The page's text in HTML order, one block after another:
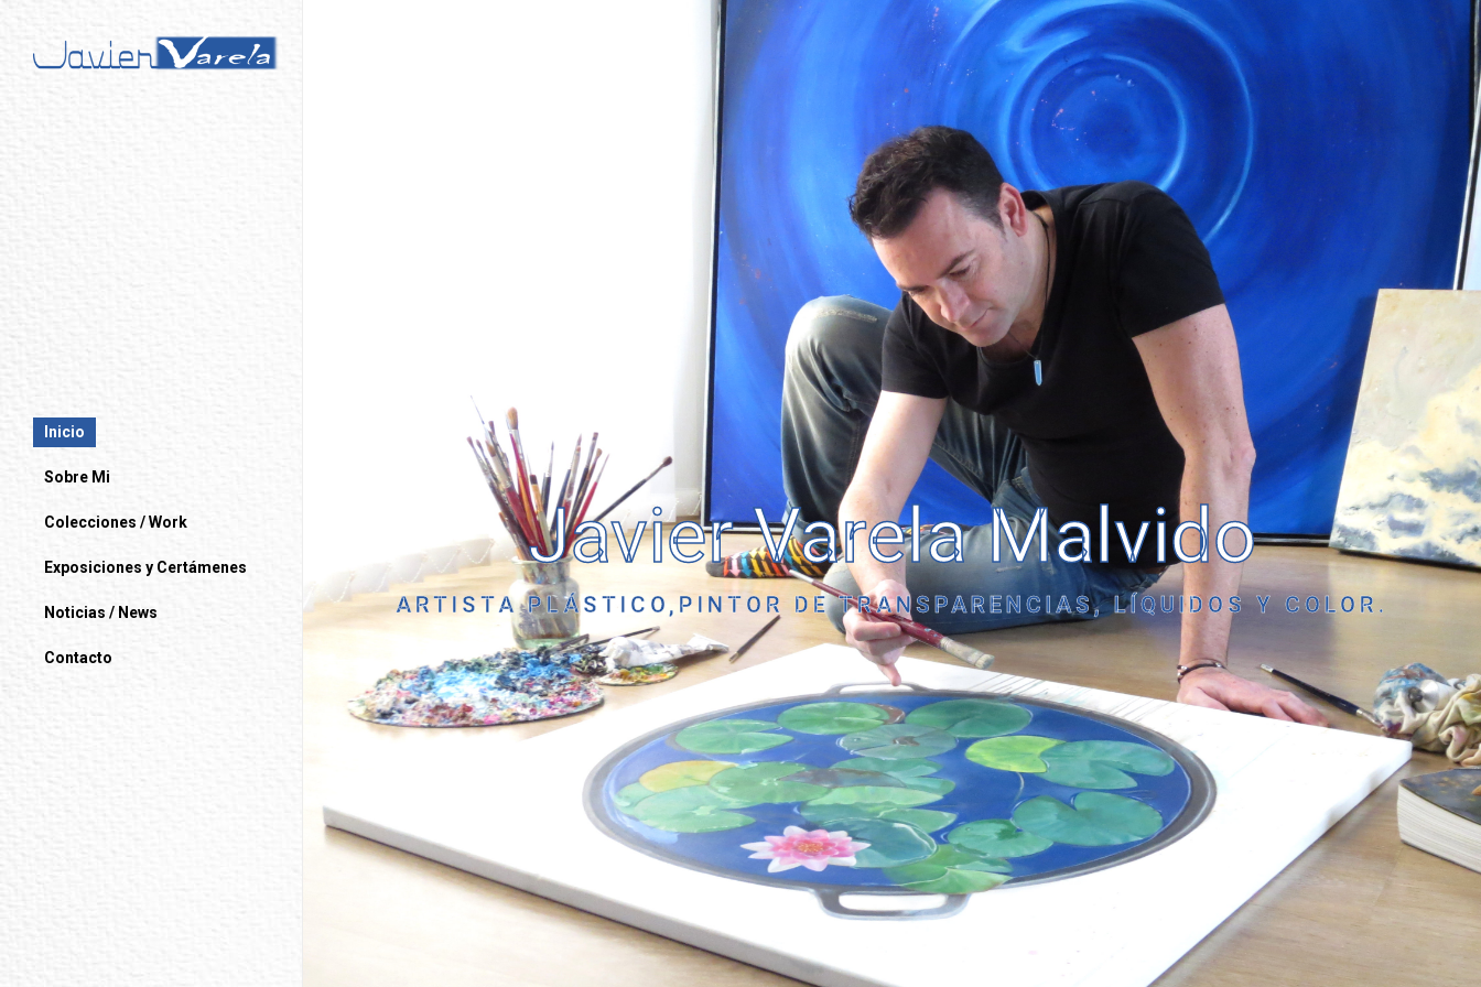
Inicio
Sobre Mi
Colecciones / Work
Exposiciones y Certámenes
Noticias / News
Contacto
Javier Varela Malvido
ARTISTA PLÁSTICO,PINTOR DE TRANSPARENCIAS, LÍQUIDOS Y COLOR.